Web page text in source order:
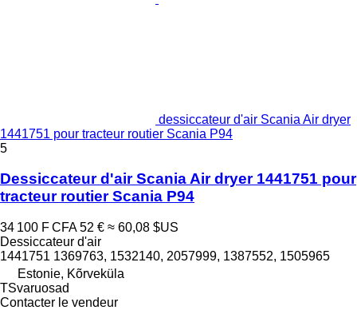
dessiccateur d'air Scania Air dryer
1441751 pour tracteur routier Scania P94
5
Dessiccateur d'air Scania Air dryer 1441751 pour
tracteur routier Scania P94
34 100 F CFA 52 € ≈ 60,08 $US
Dessiccateur d'air
1441751 1369763, 1532140, 2057999, 1387552, 1505965
Estonie, Kõrveküla
TSvaruosad
Contacter le vendeur